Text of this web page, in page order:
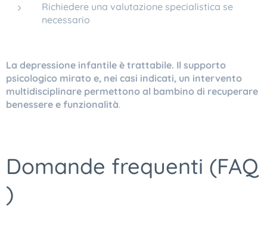
Richiedere una valutazione specialistica se
necessario
La depressione infantile è trattabile. Il supporto
psicologico mirato e, nei casi indicati, un intervento
multidisciplinare permettono al bambino di recuperare
benessere e funzionalità.
Domande frequenti (FAQ
)